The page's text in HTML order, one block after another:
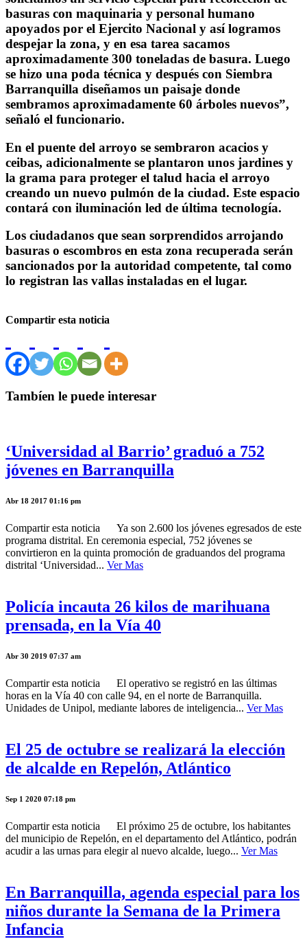
basuras con maquinaria y personal humano
apoyados por el Ejercito Nacional y así logramos
despejar la zona, y en esa tarea sacamos
aproximadamente 300 toneladas de basura. Luego
se hizo una poda técnica y después con Siembra
Barranquilla diseñamos un paisaje donde
sembramos aproximadamente 60 árboles nuevos”,
señaló el funcionario.
En el puente del arroyo se sembraron acacios y
ceibas, adicionalmente se plantaron unos jardines y
la grama para proteger el talud hacia el arroyo
creando un nuevo pulmón de la ciudad. Este espacio
contará con iluminación led de última tecnología.
Los ciudadanos que sean sorprendidos arrojando
basuras o escombros en esta zona recuperada serán
sancionados por la autoridad competente, tal como
lo registran las vallas instaladas en el lugar.
Compartir esta noticia
Tambíen le puede interesar
‘Universidad al Barrio’ graduó a 752
jóvenes en Barranquilla
Abr 18 2017 01:16 pm
Compartir esta noticia Ya son 2.600 los jóvenes egresados de este
programa distrital. En ceremonia especial, 752 jóvenes se
convirtieron en la quinta promoción de graduandos del programa
distrital ‘Universidad... Ver Mas
Policía incauta 26 kilos de marihuana
prensada, en la Vía 40
Abr 30 2019 07:37 am
Compartir esta noticia El operativo se registró en las últimas
horas en la Vía 40 con calle 94, en el norte de Barranquilla.
Unidades de Unipol, mediante labores de inteligencia... Ver Mas
El 25 de octubre se realizará la elección
de alcalde en Repelón, Atlántico
Sep 1 2020 07:18 pm
Compartir esta noticia El próximo 25 de octubre, los habitantes
del municipio de Repelón, en el departamento del Atlántico, podrán
acudir a las urnas para elegir al nuevo alcalde, luego... Ver Mas
En Barranquilla, agenda especial para los
niños durante la Semana de la Primera
Infancia